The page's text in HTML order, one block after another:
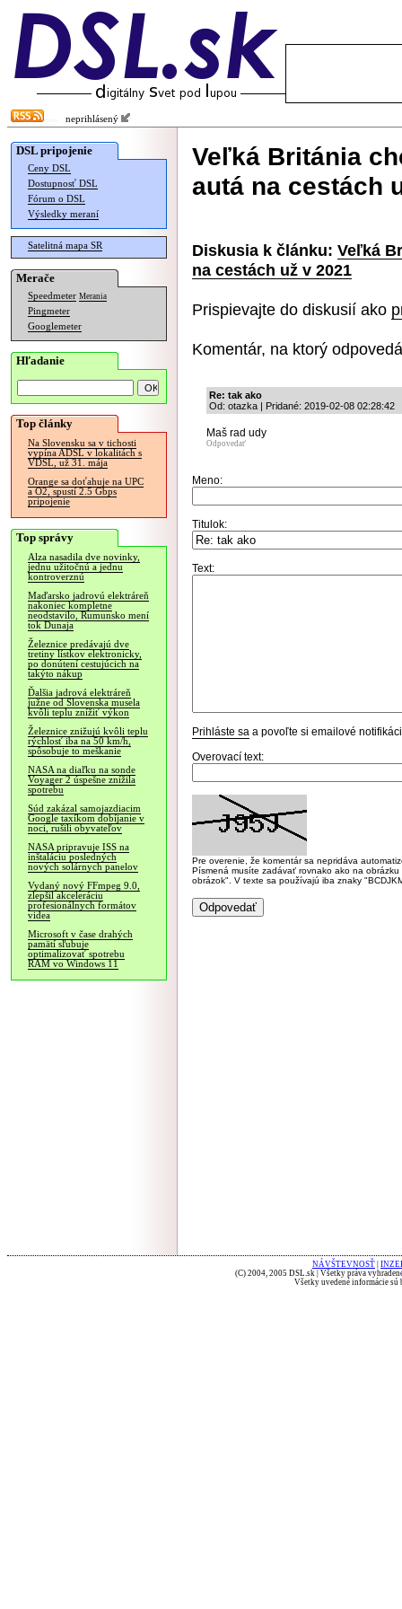
neprihlásený
DSL pripojenie
Ceny DSL
Dostupnosť DSL
Fórum o DSL
Výsledky meraní
Satelitná mapa SR
Merače
Speedmeter Merania
Pingmeter
Googlemeter
Hľadanie
Top články
Na Slovensku sa v tichosti
vypína ADSL v lokalitách s
VDSL, už 31. mája
Orange sa doťahuje na UPC
a O2, spustí 2.5 Gbps
pripojenie
Top správy
Alza nasadila dve novinky,
jednu užitočnú a jednu
kontroverznú
Maďarsko jadrovú elektráreň
nakoniec kompletne
neodstavilo, Rumunsko mení
tok Dunaja
Železnice predávajú dve
tretiny lístkov elektronicky,
po donútení cestujúcich na
takýto nákup
Ďalšia jadrová elektráreň
južne od Slovenska musela
kvôli teplu znížiť výkon
Železnice znižujú kvôli teplu
rýchlosť iba na 50 km/h,
spôsobuje to meškanie
NASA na diaľku na sonde
Voyager 2 úspešne znížila
spotrebu
Súd zakázal samojazdiacim
Google taxíkom dobíjanie v
noci, rušili obyvateľov
NASA pripravuje ISS na
inštaláciu posledných
nových solárnych panelov
Vydaný nový FFmpeg 9.0,
zlepšil akceleráciu
profesionálnych formátov
videa
Microsoft v čase drahých
pamätí sľubuje
optimalizovať spotrebu
RAM vo Windows 11
Veľká Británia
autá na cestách
Diskusia k článku: Veľká
na cestách už v 2021
Prispievajte do diskusií ako
Komentár, na ktorý
Re: tak ako
Od: otazka | Pridané: 2019-02-08 02:28:42
Maš rad udy
Odpovedať
Meno:
Titulok:
Text:
Prihláste sa a povoľte si emailové
Overovací text:
Pre overenie, že komentár sa nepridáva
Písmená musíte zadávať rovnako ako na
obrázok". V texte sa používajú iba znaky
NÁVŠTEVNOSŤ
(C) 2004, 2005 DSL.sk | Všetky práva
Všetky uvedené informácie sú